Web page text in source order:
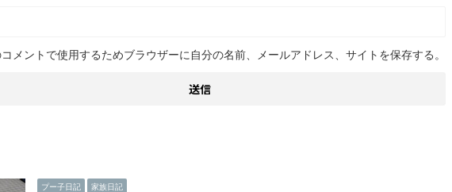
メントで使用するためブラウザーに自分の名前、メールアドレス、サイトを保存する。
プー子日記 家族日記